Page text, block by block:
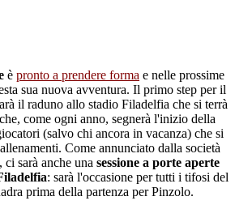
è pronto a prendere forma e nelle prossime
sua nuova avventura. Il primo step per il
il raduno allo stadio Filadelfia che si terrà
come ogni anno, segnerà l'inizio della
(salvo chi ancora in vacanza) che si
Come annunciato dalla società
sarà anche una sessione a porte aperte
: sarà l'occasione per tutti i tifosi del
prima della partenza per Pinzolo.